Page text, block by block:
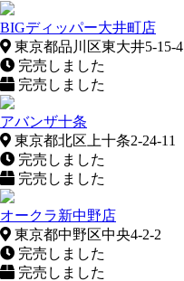
BIGディッパー大井町店
東京都品川区東大井5-15-4
完売しました
完売しました
アバンザ十条
東京都北区上十条2-24-11
完売しました
完売しました
オークラ新中野店
東京都中野区中央4-2-2
完売しました
完売しました